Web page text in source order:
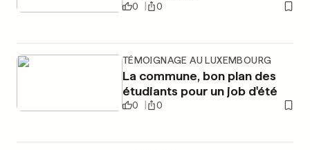
0 0
TÉMOIGNAGE AU LUXEMBOURG
La commune, bon plan des
étudiants pour un job d'été
0 0